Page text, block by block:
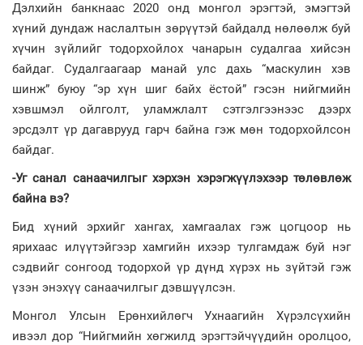
Дэлхийн банкнаас 2020 онд монгол эрэгтэй, эмэгтэй
хүний дундаж наслалтын зөрүүтэй байдалд нөлөөлж буй
хүчин зүйлийг тодорхойлох чанарын судалгаа хийсэн
байдаг. Судалгаагаар манай улс дахь “маскулин хэв
шинж” буюу “эр хүн шиг байх ёстой” гэсэн нийгмийн
хэвшмэл ойлголт, уламжлалт сэтгэлгээнээс дээрх
эрсдэлт үр дагаврууд гарч байна гэж мөн тодорхойлсон
байдаг.
-Уг санал санаачилгыг хэрхэн хэрэгжүүлэхээр төлөвлөж
байна вэ?
Бид хүний эрхийг хангах, хамгаалах гэж цогцоор нь
ярихаас илүүтэйгээр хамгийн ихээр тулгамдаж буй нэг
сэдвийг сонгоод тодорхой үр дүнд хүрэх нь зүйтэй гэж
үзэн энэхүү санаачилгыг дэвшүүлсэн.
Монгол Улсын Ерөнхийлөгч Ухнаагийн Хүрэлсүхийн
ивээл дор “Нийгмийн хөгжилд эрэгтэйчүүдийн оролцоо,